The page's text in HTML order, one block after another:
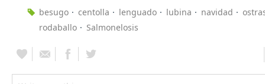
besugo
centolla lenguado lubina navidad
rodaballo
Salmonelosis